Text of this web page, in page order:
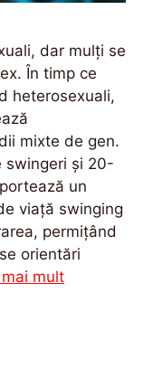
dar mulți se
În timp ce
heterosexuali,
mixte de gen.
swingeri și 20-
un
viață swinging
permițând
orientări
mult